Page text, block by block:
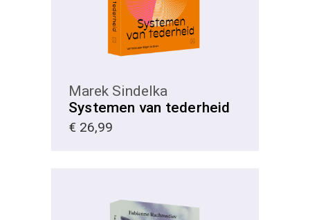
Marek Sindelka
Systemen van tederheid
€ 26,99